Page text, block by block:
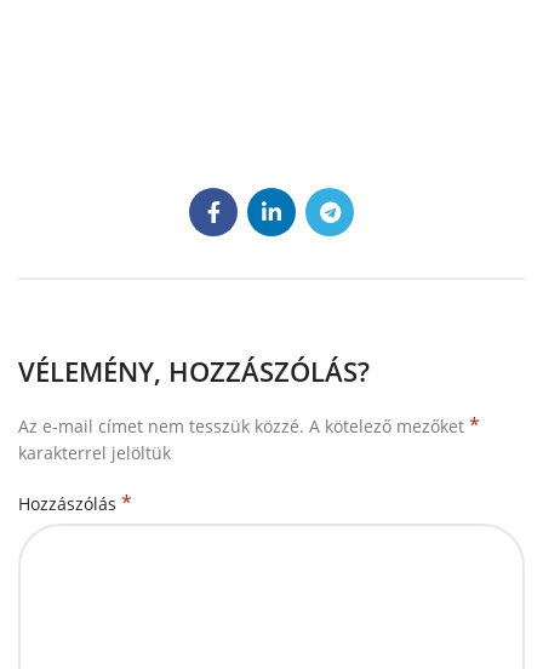
VÉLEMÉNY, HOZZÁSZÓLÁS?
Az e-mail címet nem tesszük közzé. A kötelező mezőket *
karakterrel jelöltük
Hozzászólás *